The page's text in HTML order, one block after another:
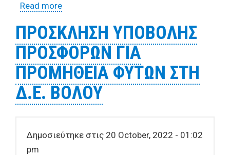
Read moreabout ΠΡΟΣΚΛΗΣΗ ΥΠΟΒΟΛΗΣ
ΠΡΟΜΗΘΕΙΑΣ ΕΡΓΑΛΕΙΩΝ
ΠΡΟΣΚΛΗΣΗ ΥΠΟΒΟΛΗΣ
ΠΡΟΣΦΟΡΩΝ ΓΙΑ
ΠΡΟΜΗΘΕΙΑ ΦΥΤΩΝ ΣΤΗ
Δ.Ε. ΒΟΛΟΥ
Δημοσιεύτηκε στις 20 October, 2022 - 01:02
pm